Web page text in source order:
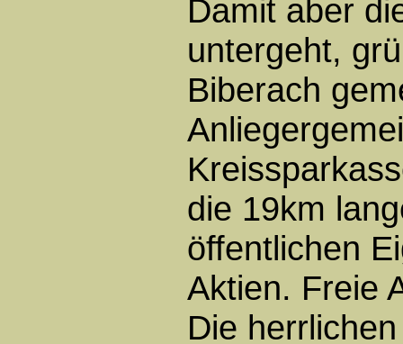
Damit aber
untergeht,
Biberach
die 19km
öffentlichen
Aktien. Freie
Die